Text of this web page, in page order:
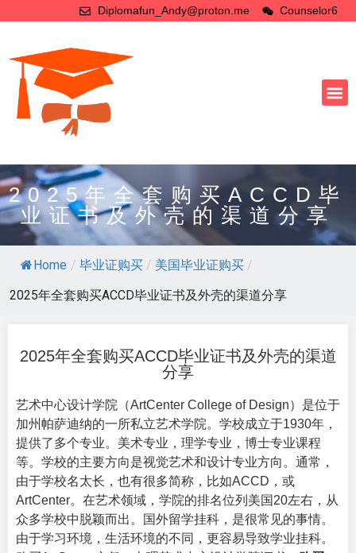
Diplomafun_Andy@proton.me Counselor6
2025年全套购买ACCD毕
业证书及外壳的渠道分享
Home / 毕业证购买 / 美国毕业证购买 /
2025年全套购买ACCD毕业证书及外壳的渠道分享
2025年全套购买ACCD毕业证书及外壳的渠道
分享
艺术中心设计学院（ArtCenter College of Design）是位于
加州帕萨迪纳的一所私立艺术学院。学校成立于1930年，
提供了多个专业。美术专业，理学专业，博士专业课程
等。学校的主要方向是视觉艺术和设计专业方向。通常，
由于学校名太长，也有很多简称，比如ACCD，或
ArtCenter。在艺术领域，学院的排名位列美国20左右，从
众多学校中脱颖而出。国外留学挂科，是很常见的事情。
由于学习环境，生活环境的不同，更容易导致学业挂科。